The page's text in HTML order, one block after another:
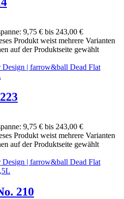
9,75 € bis 243,00 €
Produkt weist mehrere Varianten
auf der Produktseite gewählt
9,75 € bis 243,00 €
Produkt weist mehrere Varianten
auf der Produktseite gewählt
210